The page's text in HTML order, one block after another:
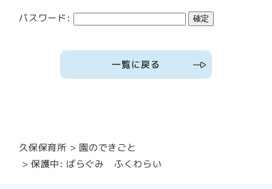
パスワード:
一覧に戻る
久保保育所 園のできごと
保護中: ばらぐみ ふくわらい